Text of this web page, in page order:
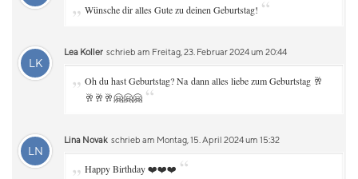
„ Wünsche dir alles Gute zu deinen Geburtstag! “
LK
Lea Koller schrieb am Freitag, 23. Februar 2024 um 20:44
„ Oh du hast Geburtstag? Na dann alles liebe zum Geburtstag 🥂
🥂🥂🥂🤗🤗🤗 “
LN
Lina Novak schrieb am Montag, 15. April 2024 um 15:32
„ Happy Birthday ❤️❤️❤️ “